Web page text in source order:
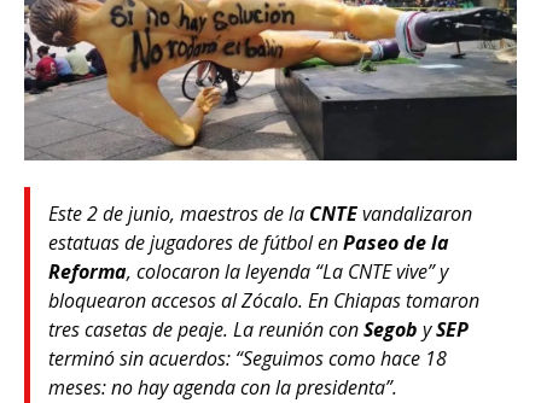
Este 2 de junio, maestros de la CNTEvandalizaron
estatuas de jugadores de fútbol enPaseo de la
Reforma, colocaron la leyenda “La CNTE vive” y
bloquearon accesos al Zócalo. En Chiapas tomaron
tres casetas de peaje. La reunión conSegob ySEP
terminó sin acuerdos: “Seguimos como hace 18
meses: no hay agenda con la presidenta”.